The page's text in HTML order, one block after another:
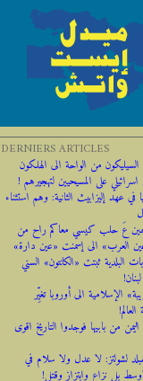
DERNIERS ARTICLES
من الواحة الى الهلكون
على المسيحيين لتهجيرهم !
‫في ‫عهد‬‬ ‫إليزابيث‬ ‫الثانية:‬‬ ‬‬وهم ‫استثناء
عَ حلب كيسي معاكم راح من
العرب» الى إسمنت «عين دارة»
البلدية ثبتت «الكانتون» السني
الإسلامية الى أوروبا تغيِّر
من بابيها فوجدوا التاريخ اقوى
لشولتز: لا عدل ولا سلام في
بل نزاع وابتزاز وقتل!